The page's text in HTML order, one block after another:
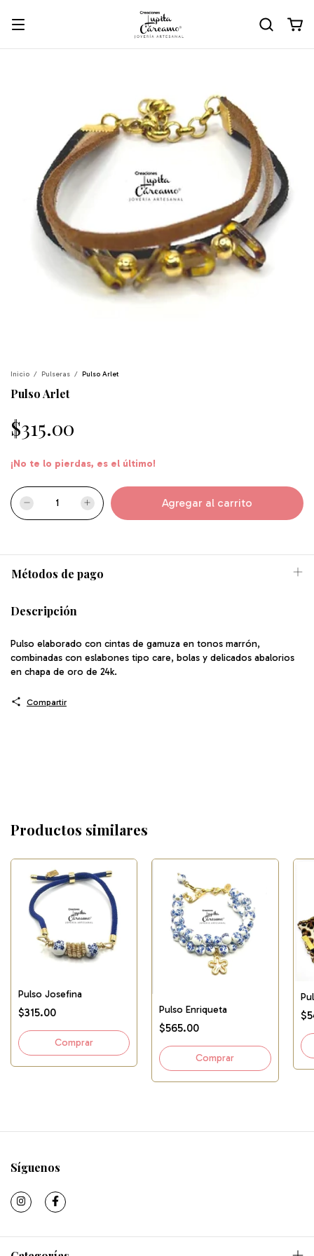
Inicio / Pulseras / Pulso Arlet
Pulso Arlet
$315.00
¡No te lo pierdas, es el último!
Métodos de pago
Descripción
Pulso elaborado con cintas de gamuza en tonos marrón,
combinadas con eslabones tipo care, bolas y delicados abalorios
en chapa de oro de 24k.
Compartir
Productos similares
Pulso Josefina
$315.00 Pulso Enriqueta
$565.00
Síguenos